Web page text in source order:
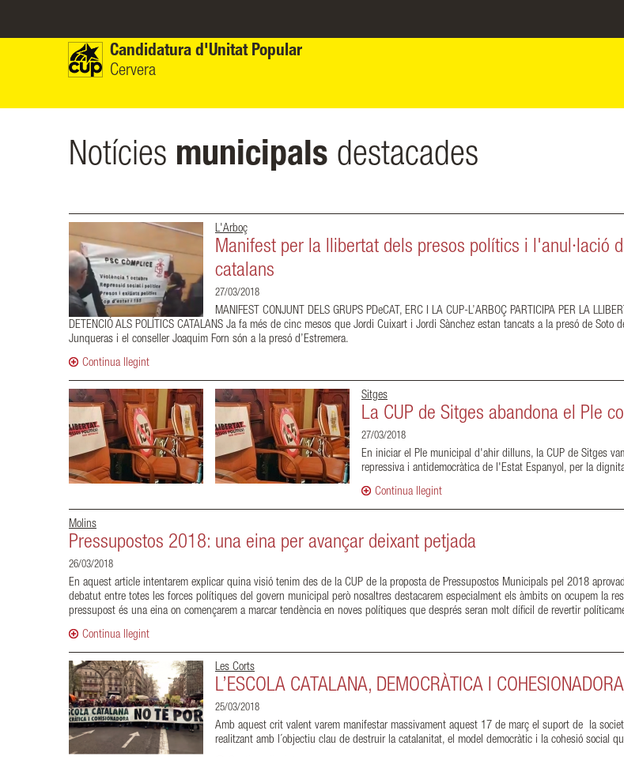
Candidatura d'Unitat Popular
Cervera
Notícies municipals destacades
L'Arboç
Manifest per la llibertat dels presos polítics i l'anul·lació
catalans
27/03/2018
MANIFEST CONJUNT DELS GRUPS PDeCAT, ERC I LA CUP-L’ARBOÇ PARTICIPA PER LA
DETENCIÓ ALS POLÍTICS CATALANS Ja fa més de cinc mesos que Jordi Cuixart i Jordi Sànchez estan tancats a la presó de
Junqueras i el conseller Joaquim Forn són a la presó d’Estremera.
Continua llegint
Sitges
La CUP de Sitges abandona el Ple
27/03/2018
En iniciar el Ple municipal d'ahir dilluns, la CUP de Sitges
repressiva i antidemocràtica de l'Estat Espanyol, per la
Continua llegint
Molins
Pressupostos 2018: una eina per avançar deixant petjada
26/03/2018
En aquest article intentarem explicar quina visió tenim des de la CUP de la proposta de Pressupostos Municipals pel 2018
debatut entre totes les forces polítiques del govern municipal però nosaltres destacarem especialment els àmbits on ocupem la
pressupost és una eina on començarem a marcar tendència en noves polítiques que després seran molt díficil de revertir
Continua llegint
Les Corts
L’ESCOLA CATALANA, DEMOCRÀTICA I
25/03/2018
Amb aquest crit valent varem manifestar massivament aquest 17 de març el suport de la
realitzant amb l´objectiu clau de destruir la catalanitat, el model democràtic i la cohesió